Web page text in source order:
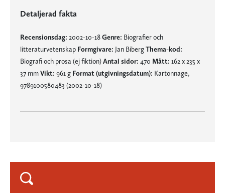
Detaljerad fakta
Recensionsdag: 2002-10-18Genre: Biografier och
litteraturvetenskap Formgivare: Jan BibergThema-kod:
Biografi och prosa (ej fiktion)Antal sidor: 470 Mått: 162 x 235 x
37 mmVikt: 961 g Format (utgivningsdatum): Kartonnage,
9789100580483 (2002-10-18)